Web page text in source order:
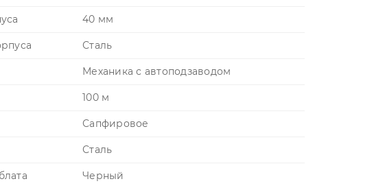
40 мм
Сталь
Механика с автоподзаводом
100 м
Сапфировое
Сталь
Черный